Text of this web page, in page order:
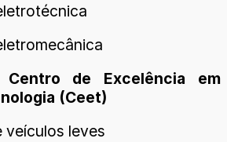
de Excelência em
(Ceet)
veículos leves